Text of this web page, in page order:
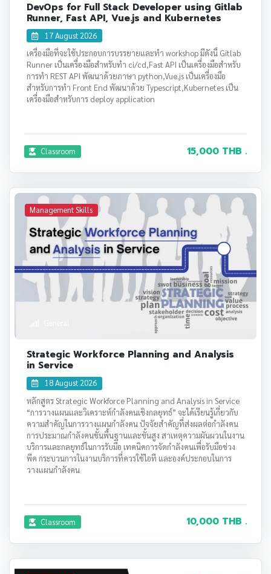
DevOps for Full Stack Developer using Gitlab
Runner, Fast API, Vue.js and Kubernetes
17 August 2026
เครื่องมือที่จะใช้ประกอบการบรรยายและทำ workshop มีดังนี้ Gitlab
Runner เป็นเครื่องมือสำหรับทำ ci/cd,Fast API เป็นเครื่องมือสำหรับ
การทำ REST API พัฒนาด้วยภาษา python,Vue.js เป็นเครื่องมือ
สำหรับการทำ Front End พัฒนาด้วย Typescript,Kubernetes เป็น
เครื่องมือสำหรับการ deploy application
Classroom 15,000 THB .
Management Skills
Strategic Workforce Planning and Analysis
in Service
18 August 2026
หลักสูตร Strategic Workforce Planning and Analysis in Service
“การวางแผนและวิเคราะห์กำลังคนเชิงกลยุทธ์” จะได้เรียนรู้เกี่ยวกับ
ความสำคัญในการวางแผนกำลังคน ปัจจัยสำคัญที่ส่งผลต่อกำลังคน
การประมาณกำลังคนขั้นพื้นฐานและขั้นสูง สาเหตุความผันผวนในงาน
บริการและกลยุทธ์ในการรับมือ เทคนิคการจัดกำลังคนเพื่อรับมือช่วง
พีค กระบวนการในงานบริการที่ควรใช้ไอที และองค์ประกอบในการ
วางแผนกำลังคน
Classroom 10,000 THB .